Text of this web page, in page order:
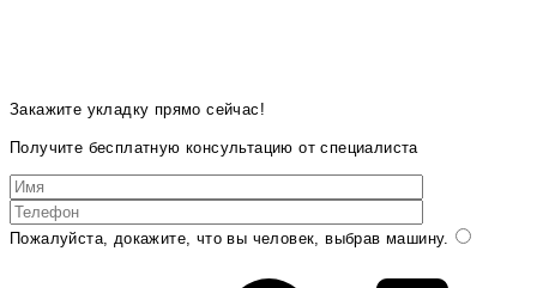
Закажите укладку прямо сейчас!
Получите бесплатную консультацию от специалиста
Пожалуйста, докажите, что вы человек, выбрав машину.